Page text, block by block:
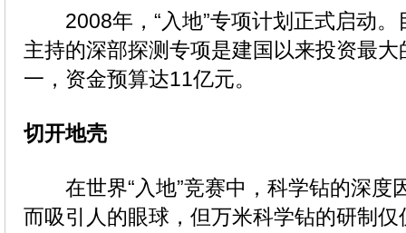
2008年，“入地”专项计划正式启动。
主持的深部探测专项是建国以来投资最
一，资金预算达11亿元。
切开地壳
在世界“入地”竞赛中，科学钻的深度
而吸引人的眼球，但万米科学钻的研制